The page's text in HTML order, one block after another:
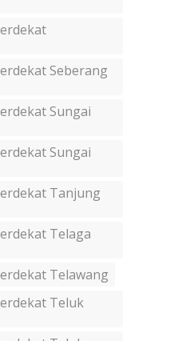
Seberang
Sungai
Sungai
Tanjung
Telaga
Telawang
Teluk